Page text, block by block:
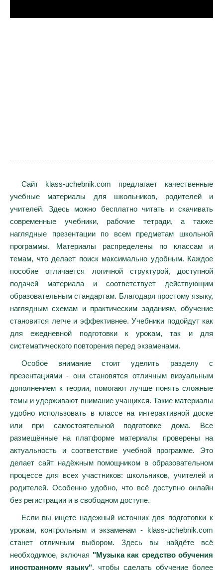
Сайт klass-uchebnik.com предлагает качественные
учебные материалы для школьников, родителей и
учителей. Здесь можно бесплатно читать и скачивать
современные учебники, рабочие тетради, а также
наглядные презентации по всем предметам школьной
программы. Материалы распределены по классам и
темам, что делает поиск максимально удобным. Каждое
пособие отличается логичной структурой, доступной
подачей материала и соответствует действующим
образовательным стандартам. Благодаря простому языку,
наглядным схемам и практическим заданиям, обучение
становится легче и эффективнее. Учебники подойдут как
для ежедневной подготовки к урокам, так и для
систематического повторения перед экзаменами.
Особое внимание стоит уделить разделу с
презентациями - они становятся отличным визуальным
дополнением к теории, помогают лучше понять сложные
темы и удерживают внимание учащихся. Такие материалы
удобно использовать в классе на интерактивной доске
или при самостоятельной подготовке дома. Все
размещённые на платформе материалы проверены на
актуальность и соответствие учебной программе. Это
делает сайт надёжным помощником в образовательном
процессе для всех участников: школьников, учителей и
родителей. Особенно удобно, что всё доступно онлайн
без регистрации и в свободном доступе.
Если вы ищете надежный источник для подготовки к
урокам, контрольным и экзаменам - klass-uchebnik.com
станет отличным выбором. Здесь вы найдёте всё
необходимое, включая "Музыка как средство обучения
иностранному языку", чтобы сделать обучение более